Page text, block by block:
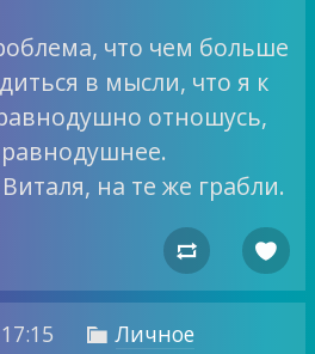
что чем больше
в мысли, что я к
отношусь,
на те же грабли.
 
17:15  Личное